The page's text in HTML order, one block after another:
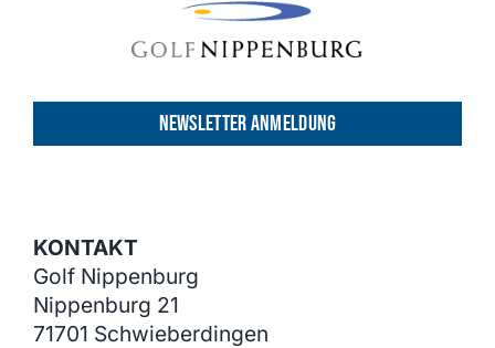
Die
Optionen
auf
der
NEWSLETTER ANMELDUNG
KONTAKT
Golf Nippenburg
Nippenburg 21
71701 Schwieberdingen